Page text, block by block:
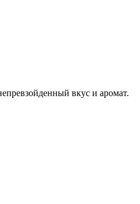
вкус и аромат.